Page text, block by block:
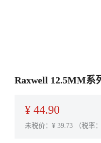
Raxwell 12.5MM系
¥ 44.90
未税价：¥ 39.73 （税率